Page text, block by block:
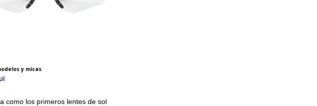
y micas
como los primeros lentes de sol